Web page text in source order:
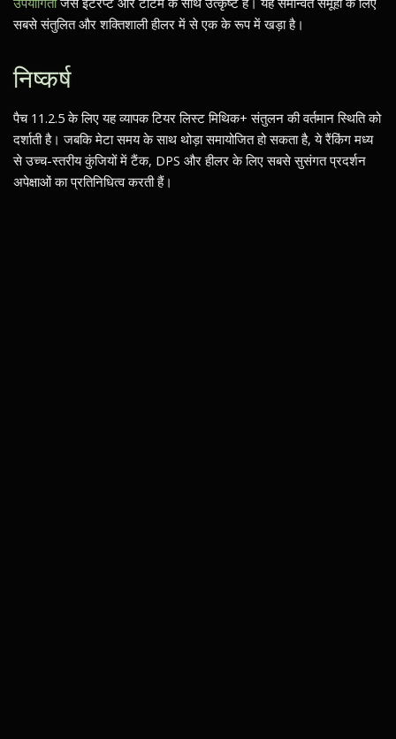
सबसे संतुलित और शक्तिशाली हीलर में से एक के रूप में खड़ा है।
निष्कर्ष
पैच 11.2.5 के लिए यह व्यापक टियर लिस्ट मिथिक+ संतुलन की वर्तमान स्थिति को
दर्शाती है। जबकि मेटा समय के साथ थोड़ा समायोजित हो सकता है, ये रैंकिंग मध्य
से उच्च-स्तरीय कुंजियों में टैंक, DPS और हीलर के लिए सबसे सुसंगत प्रदर्शन
अपेक्षाओं का प्रतिनिधित्व करती हैं।